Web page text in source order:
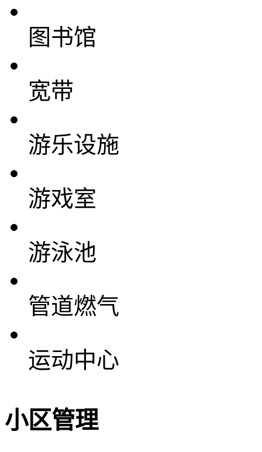
图书馆
宽带
游乐设施
游戏室
游泳池
管道燃气
运动中心
小区管理